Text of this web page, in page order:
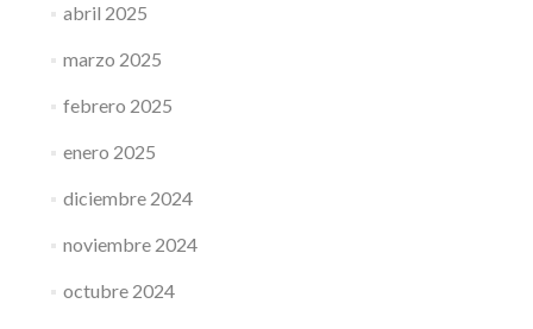
abril 2025
marzo 2025
febrero 2025
enero 2025
diciembre 2024
noviembre 2024
octubre 2024